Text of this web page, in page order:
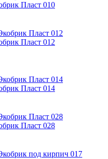
Пласт 010
Пласт 012
Пласт 014
Пласт 028